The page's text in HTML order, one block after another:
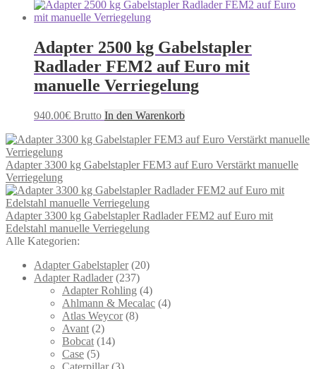
Adapter 2500 kg Gabelstapler
Radlader FEM2 auf Euro mit
manuelle Verriegelung
940.00€ Brutto In den Warenkorb
Adapter 3300 kg Gabelstapler FEM3 auf Euro Verstärkt manuelle
Verriegelung
Adapter 3300 kg Gabelstapler Radlader FEM2 auf Euro mit
Edelstahl manuelle Verriegelung
Alle Kategorien:
Adapter Gabelstapler (20)
Adapter Radlader (237)
Adapter Rohling (4)
Ahlmann & Mecalac (4)
Atlas Weycor (8)
Avant (2)
Bobcat (14)
Case (5)
Caterpillar (3)